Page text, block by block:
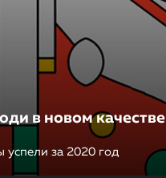
в новом качестве
успели за 2020 год